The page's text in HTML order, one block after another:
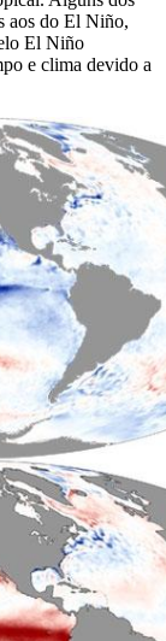
aos do El Niño,
El Niño
e clima devido a